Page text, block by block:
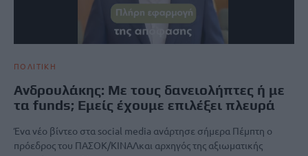
ΠΟΛΙΤΙΚΗ
Ανδρουλάκης: Με τους δανειολήπτες ή με
τα funds; Εμείς έχουμε επιλέξει πλευρά
Ένα νέο βίντεο στα social media ανάρτησε σήμερα Πέμπτη ο
πρόεδρος του ΠΑΣΟΚ/ΚΙΝΑΛκαι αρχηγός της αξιωματικής